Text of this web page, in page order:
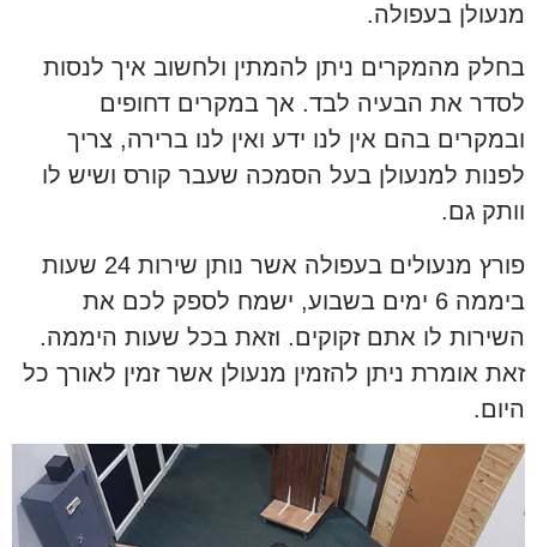
מנעולן בעפולה.
בחלק מהמקרים ניתן להמתין ולחשוב איך לנסות
לסדר את הבעיה לבד. אך במקרים דחופים
ובמקרים בהם אין לנו ידע ואין לנו ברירה, צריך
לפנות למנעולן בעל הסמכה שעבר קורס ושיש לו
וותק גם.
פורץ מנעולים בעפולה אשר נותן שירות 24 שעות
ביממה 6 ימים בשבוע, ישמח לספק לכם את
השירות לו אתם זקוקים. וזאת בכל שעות היממה.
זאת אומרת ניתן להזמין מנעולן אשר זמין לאורך כל
היום.